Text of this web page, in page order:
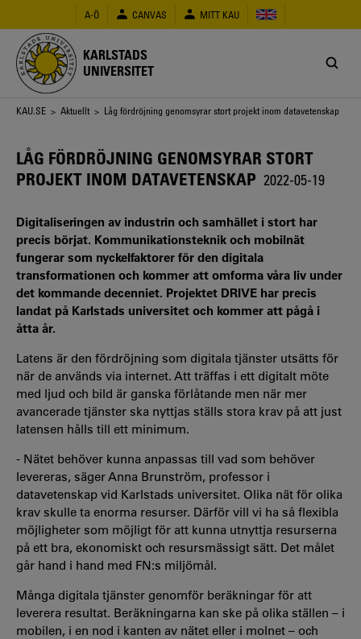
huvudinnehåll
A-Ö CANVAS MITT KAU
KARLSTADS
UNIVERSITET
Länkstig
KAU.SE > Aktuellt > Låg fördröjning genomsyrar stort projekt inom datavetenskap
LÅG FÖRDRÖJNING GENOMSYRAR STORT
PROJEKT INOM DATAVETENSKAP 2022-05-19
Digitaliseringen av industrin och samhället i stort har
precis börjat. Kommunikationsteknik och mobilnät
fungerar som nyckelfaktorer för den digitala
transformationen och kommer att omforma våra liv under
det kommande decenniet. Projektet DRIVE har precis
landat på Karlstads universitet och kommer att pågå i
åtta år.
Latens är den fördröjning som digitala tjänster utsätts för
när de används via internet. Att träffas i ett digitalt möte
med ljud och bild är ganska förlåtande men när mer
avancerade tjänster ska nyttjas ställs stora krav på att just
latensen hålls till ett minimum.
- Nätet behöver kunna anpassas till vad som behöver
levereras, säger Anna Brunström, professor i
datavetenskap vid Karlstads universitet. Olika nät för olika
krav skulle ta enorma resurser. Därför vill vi ha så flexibla
möjligheter som möjligt för att kunna utnyttja resurserna
på ett bra, ekonomiskt och resursmässigt sätt. Det målet
går hand i hand med FN:s miljömål.
Många digitala tjänster genomför beräkningar för att
leverera resultat. Beräkningarna kan ske på olika ställen – i
mobilen, i en nod i kanten av nätet eller i molnet – och